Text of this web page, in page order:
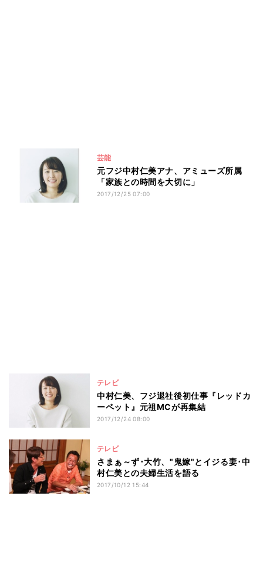
芸能
元フジ中村仁美アナ、アミューズ所属
「家族との時間を大切に」
2017/12/25 07:00
テレビ
中村仁美、フジ退社後初仕事『レッドカ
ーペット』元祖MCが再集結
2017/12/24 08:00
テレビ
さまぁ～ず･大竹、"鬼嫁"とイジる妻･中
村仁美との夫婦生活を語る
2017/10/12 15:44